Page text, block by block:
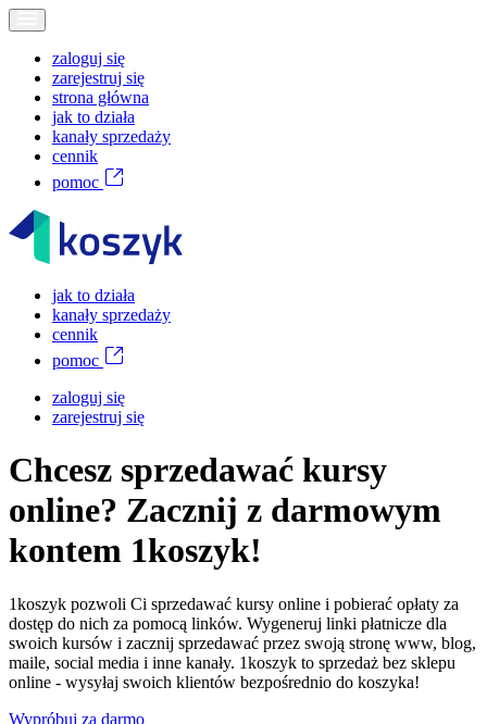
zaloguj się
zarejestruj się
strona główna
jak to działa
kanały sprzedaży
cennik
pomoc
jak to działa
kanały sprzedaży
cennik
pomoc
zaloguj się
zarejestruj się
Chcesz sprzedawać kursy
online? Zacznij z darmowym
kontem 1koszyk!
1koszyk pozwoli Ci sprzedawać kursy online i pobierać opłaty za
dostęp do nich za pomocą linków. Wygeneruj linki płatnicze dla
swoich kursów i zacznij sprzedawać przez swoją stronę www, blog,
maile, social media i inne kanały. 1koszyk to sprzedaż bez sklepu
online - wysyłaj swoich klientów bezpośrednio do koszyka!
Wypróbuj za darmo